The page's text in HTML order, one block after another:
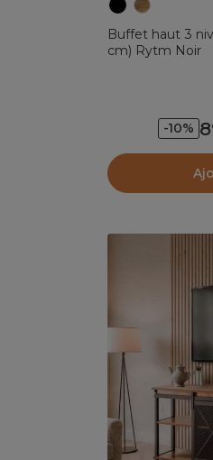
Buffet haut 3
cm) Rytm Noir
-10%